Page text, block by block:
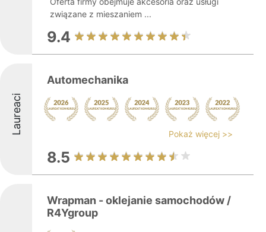
związane z mieszaniem ...
9.4
Laureaci
Automechanika
Pokaż więcej >>
8.5
Wrapman - oklejanie samochodów /
R4Ygroup